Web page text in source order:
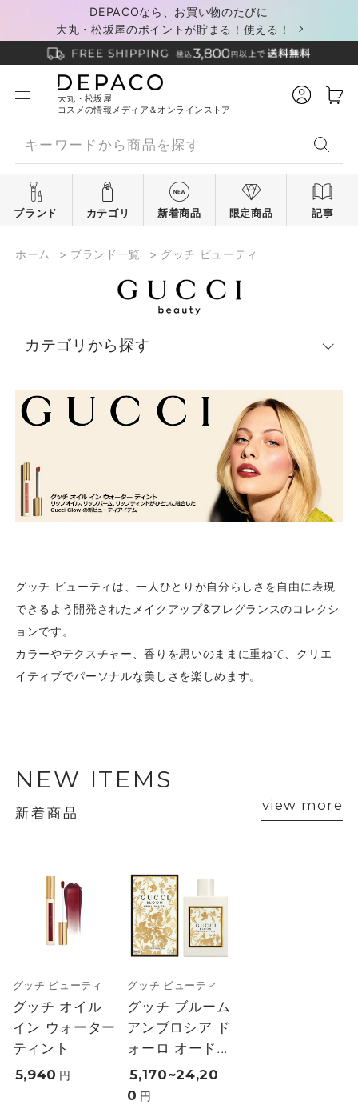
DEPACOなら、お買い物のたびに
大丸・松坂屋のポイントが貯まる！使える！
大丸・松坂屋
コスメの情報メディア＆オンラインストア
ブランド カテゴリ 新着商品 限定商品 記事
ホーム > ブランド一覧 > グッチ ビューティ
カテゴリから探す
グッチ ビューティは、一人ひとりが自分らしさを自由に表現
できるよう開発されたメイクアップ&フレグランスのコレクシ
ョンです。
カラーやテクスチャー、香りを思いのままに重ねて、クリエ
イティブでパーソナルな美しさを楽しめます。
NEW ITEMS
新着商品 view more
グッチ ビューティ
グッチ オイル
イン ウォーター
ティント
5,940 円
グッチ ビューティ
グッチ ブルーム
アンブロシア ド
ォーロ オード...
5,170~24,20
0 円